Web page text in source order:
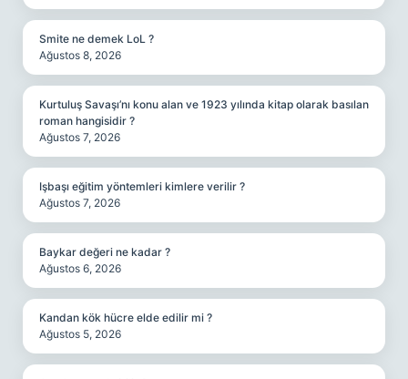
Smite ne demek LoL ?
Ağustos 8, 2026
Kurtuluş Savaşı’nı konu alan ve 1923 yılında kitap olarak basılan
roman hangisidir ?
Ağustos 7, 2026
Işbaşı eğitim yöntemleri kimlere verilir ?
Ağustos 7, 2026
Baykar değeri ne kadar ?
Ağustos 6, 2026
Kandan kök hücre elde edilir mi ?
Ağustos 5, 2026